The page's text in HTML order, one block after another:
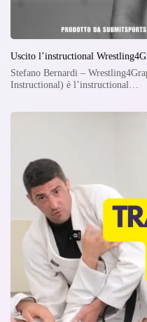
Uscito l’instructional
Stefano Bernardi –
Instructional) è l’instructional…